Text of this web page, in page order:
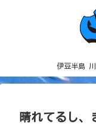
伊豆半島
晴れてるし、